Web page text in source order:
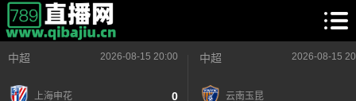
中超 2026-08-15 20:00
上海申花 0
中超 2026-08-15
云南玉昆